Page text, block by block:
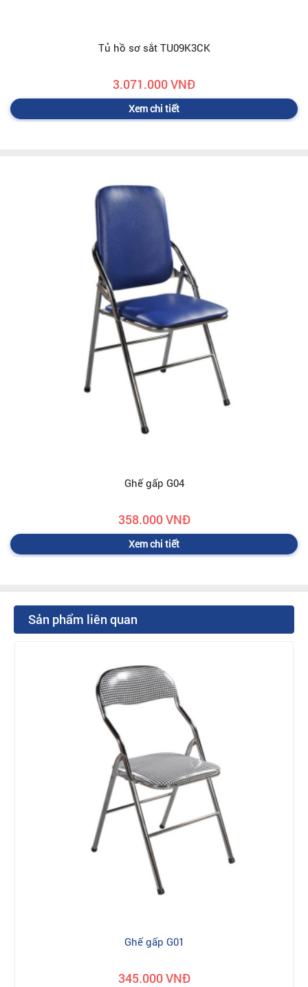
Tủ hồ sơ sắt TU09K3CK
3.071.000 VNĐ
Xem chi tiết
Ghế gấp G04
358.000 VNĐ
Xem chi tiết
Sản phẩm liên quan
Ghế gấp G01
345.000 VNĐ